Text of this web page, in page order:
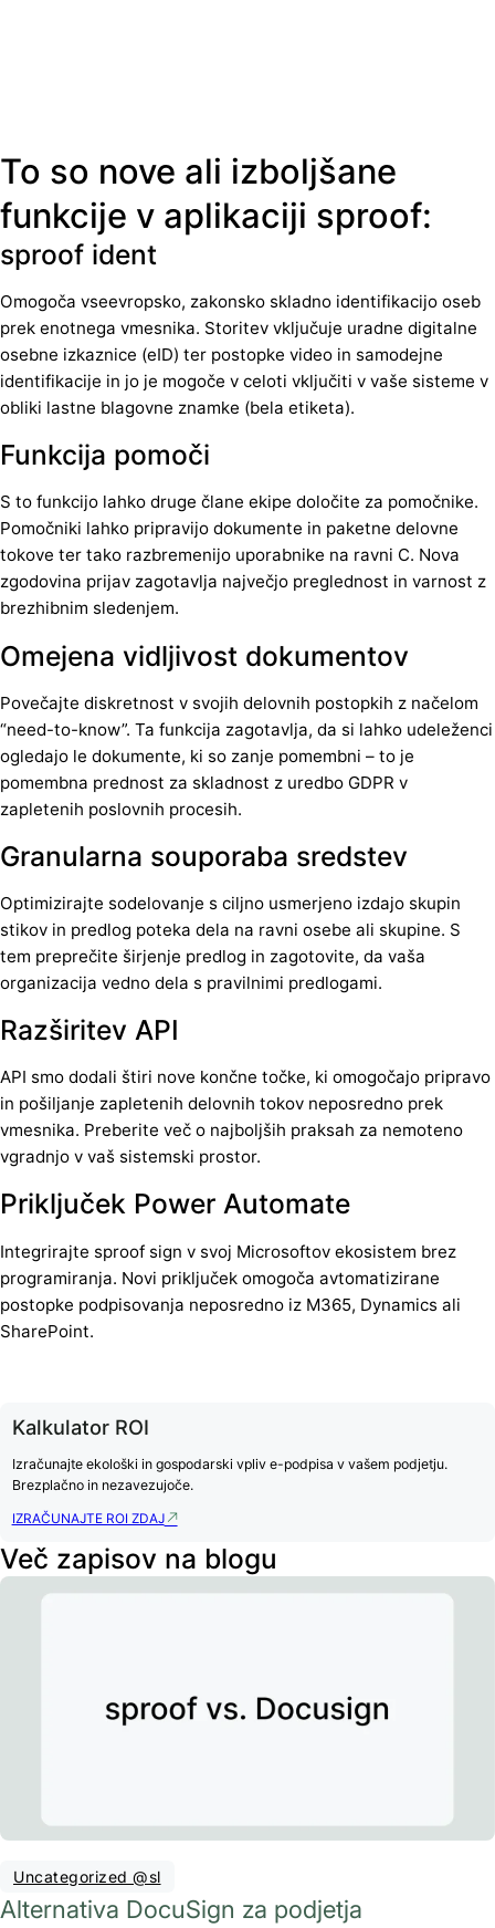
To so nove ali izboljšane
funkcije v aplikaciji sproof:
sproof ident
Omogoča vseevropsko, zakonsko skladno identifikacijo oseb
prek enotnega vmesnika. Storitev vključuje uradne digitalne
osebne izkaznice (eID) ter postopke video in samodejne
identifikacije in jo je mogoče v celoti vključiti v vaše sisteme v
obliki lastne blagovne znamke (bela etiketa).
Funkcija pomoči
S to funkcijo lahko druge člane ekipe določite za pomočnike.
Pomočniki lahko pripravijo dokumente in paketne delovne
tokove ter tako razbremenijo uporabnike na ravni C. Nova
zgodovina prijav zagotavlja največjo preglednost in varnost z
brezhibnim sledenjem.
Omejena vidljivost dokumentov
Povečajte diskretnost v svojih delovnih postopkih z načelom
“need-to-know”. Ta funkcija zagotavlja, da si lahko udeleženci
ogledajo le dokumente, ki so zanje pomembni – to je
pomembna prednost za skladnost z uredbo GDPR v
zapletenih poslovnih procesih.
Granularna souporaba sredstev
Optimizirajte sodelovanje s ciljno usmerjeno izdajo skupin
stikov in predlog poteka dela na ravni osebe ali skupine. S
tem preprečite širjenje predlog in zagotovite, da vaša
organizacija vedno dela s pravilnimi predlogami.
Razširitev API
API smo dodali štiri nove končne točke, ki omogočajo pripravo
in pošiljanje zapletenih delovnih tokov neposredno prek
vmesnika. Preberite več o najboljših praksah za nemoteno
vgradnjo v vaš sistemski prostor.
Priključek Power Automate
Integrirajte sproof sign v svoj Microsoftov ekosistem brez
programiranja. Novi priključek omogoča avtomatizirane
postopke podpisovanja neposredno iz M365, Dynamics ali
SharePoint.
Kalkulator ROI
Izračunajte ekološki in gospodarski vpliv e-podpisa v vašem podjetju.
Brezplačno in nezavezujoče.
IZRAČUNAJTE ROI ZDAJ
Več zapisov na blogu
Uncategorized @sl
Alternativa DocuSign za podjetja